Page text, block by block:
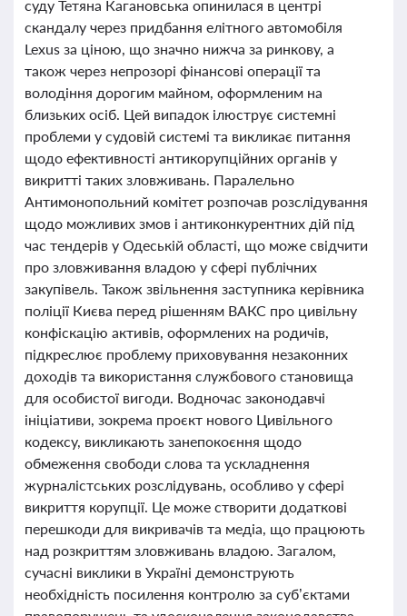
суду Тетяна Кагановська опинилася в центрі
скандалу через придбання елітного автомобіля
Lexus за ціною, що значно нижча за ринкову, а
також через непрозорі фінансові операції та
володіння дорогим майном, оформленим на
близьких осіб. Цей випадок ілюструє системні
проблеми у судовій системі та викликає питання
щодо ефективності антикорупційних органів у
викритті таких зловживань. Паралельно
Антимонопольний комітет розпочав розслідування
щодо можливих змов і антиконкурентних дій під
час тендерів у Одеській області, що може свідчити
про зловживання владою у сфері публічних
закупівель. Також звільнення заступника керівника
поліції Києва перед рішенням ВАКС про цивільну
конфіскацію активів, оформлених на родичів,
підкреслює проблему приховування незаконних
доходів та використання службового становища
для особистої вигоди. Водночас законодавчі
ініціативи, зокрема проєкт нового Цивільного
кодексу, викликають занепокоєння щодо
обмеження свободи слова та ускладнення
журналістських розслідувань, особливо у сфері
викриття корупції. Це може створити додаткові
перешкоди для викривачів та медіа, що працюють
над розкриттям зловживань владою. Загалом,
сучасні виклики в Україні демонструють
необхідність посилення контролю за суб’єктами